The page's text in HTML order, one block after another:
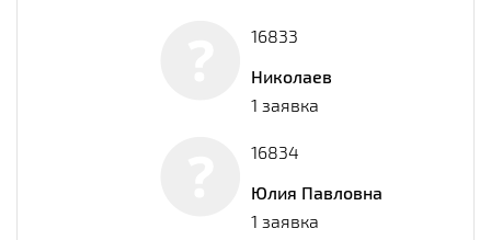
16833
Николаев
1 заявка
16834
Юлия Павловна
1 заявка